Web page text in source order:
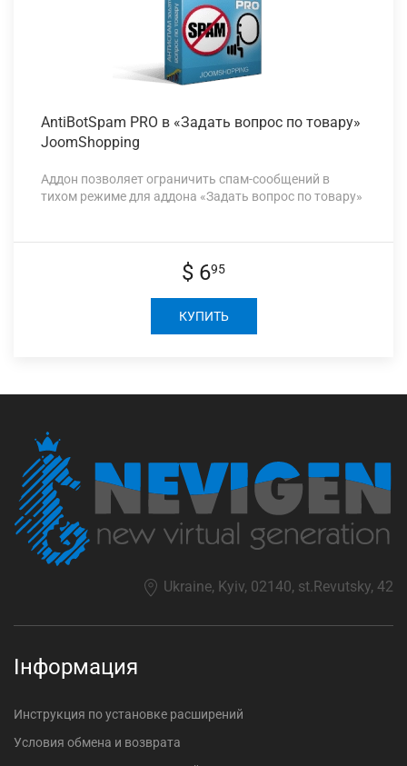
AntiBotSpam PRO в «Задать вопрос по товару»
JoomShopping
Аддон позволяет ограничить спам-сообщений в
тихом режиме для аддона «Задать вопрос по товару»
$ 695
КУПИТЬ
Ukraine, Kyiv, 02140, st.Revutsky, 42
Інформация
Инструкция по установке расширений
Условия обмена и возврата